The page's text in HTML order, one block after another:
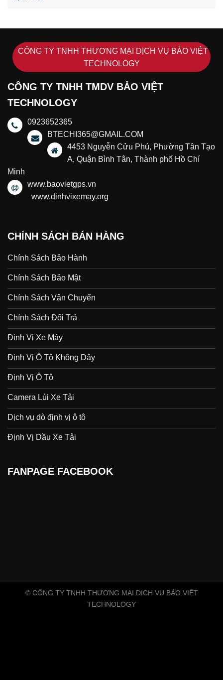
CÔNG TY TNHH THƯƠNG MẠI DỊCH VỤ BẢO VIỆT
TECHNOLOGY
CÔNG TY TNHH TMDV BẢO VIỆT
TECHNOLOGY
0923652365
BTECHI365@GMAIL.COM
4453 Nguyễn Cửu Phú, Phường Tân Tạo
A, Quận Bình Tân, Thành phố Hồ Chí
Minh
www.baovietgps.vn
www.dinhvixemay.org
CHÍNH SÁCH BÁN HÀNG
Chính Sách Bảo Hành
Chính Sách Bảo Mật
Chính Sách Vận Chuyển
Chính Sách Đổi Trả
Định Vị Xe Máy
Định Vị Ô Tô Không Dây
Định Vị Ô Tô
Camera Lùi Xe Tải
Dịch vụ dò định vị ô tô
Định Vị Dầu Xe Tải
FANPAGE FACEBOOK
© CÔNG TY TNHH THƯƠNG MẠI DỊCH VỤ BẢO VIỆT
TECHNOLOGY